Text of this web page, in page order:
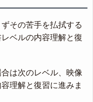
その苦手を払拭する
ベルの内容理解と復
は次のレベル、映像
理解と復習に進みま